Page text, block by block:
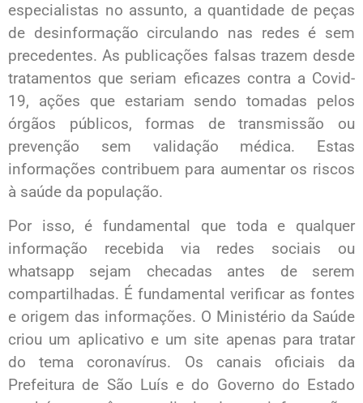
especialistas no assunto, a quantidade de peças
de desinformação circulando nas redes é sem
precedentes. As publicações falsas trazem desde
tratamentos que seriam eficazes contra a Covid-
19, ações que estariam sendo tomadas pelos
órgãos públicos, formas de transmissão ou
prevenção sem validação médica. Estas
informações contribuem para aumentar os riscos
à saúde da população.
Por isso, é fundamental que toda e qualquer
informação recebida via redes sociais ou
whatsapp sejam checadas antes de serem
compartilhadas. É fundamental verificar as fontes
e origem das informações. O Ministério da Saúde
criou um aplicativo e um site apenas para tratar
do tema coronavírus. Os canais oficiais da
Prefeitura de São Luís e do Governo do Estado